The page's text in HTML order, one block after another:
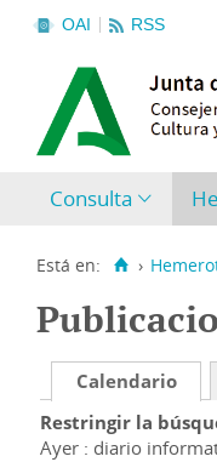
OAI RSS
Consulta
Está en: ›
Calendario
Restringir la
Ayer : diario